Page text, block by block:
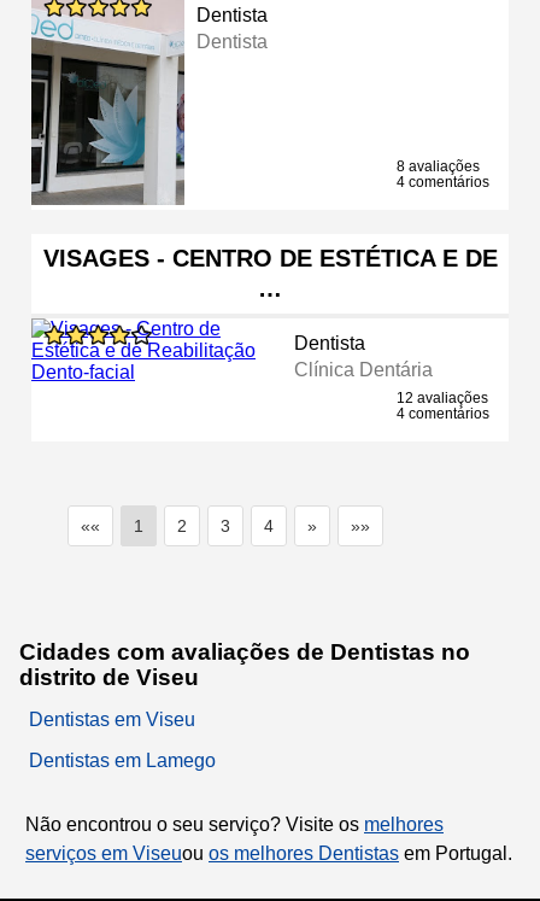
Dentista
Dentista
8 avaliações
4 comentários
VISAGES - CENTRO DE ESTÉTICA E DE
…
Dentista
Clínica Dentária
12 avaliações
4 comentários
«« 1 2 3 4 » »»
Cidades com avaliações de Dentistas no
distrito de Viseu
Dentistas em Viseu
Dentistas em Lamego
Não encontrou o seu serviço? Visite os melhores
serviços em Viseuou os melhores Dentistas em Portugal.